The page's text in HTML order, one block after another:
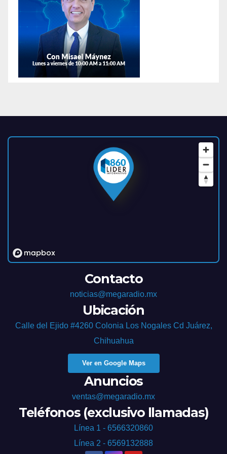
Contacto
noticias@megaradio.mx
Ubicación
Calle del Ejido #4260 Colonia Los Nogales Cd Juárez,
Chihuahua
Ver en Google Maps
Anuncios
ventas@megaradio.mx
Teléfonos (exclusivo llamadas)
Línea 1 - 6566320860
Línea 2 - 6569132888